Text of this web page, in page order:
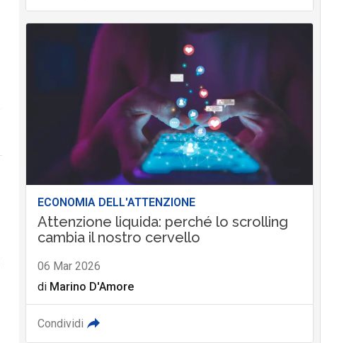
ECONOMIA DELL'ATTENZIONE
Attenzione liquida: perché lo scrolling
cambia il nostro cervello
06 Mar 2026
di Marino D'Amore
Condividi